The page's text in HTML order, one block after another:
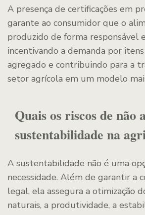
A presença de certificações em
garante ao consumidor que o
produzido de forma responsável
incentivando a demanda por
agregado e contribuindo para a
setor agrícola em um modelo
Quais os riscos de não
sustentabilidade na
A sustentabilidade não é uma
necessidade. Além de garantir a
legal, ela assegura a otimização
naturais, a produtividade, a